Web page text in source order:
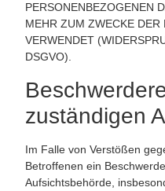
PERSONENBEZOGENEN
MEHR ZUM ZWECKE DER
VERWENDET
DSGVO).
zuständigen
Im Falle von Verstößen
Betroffenen ein
Aufsichtsbehörde,